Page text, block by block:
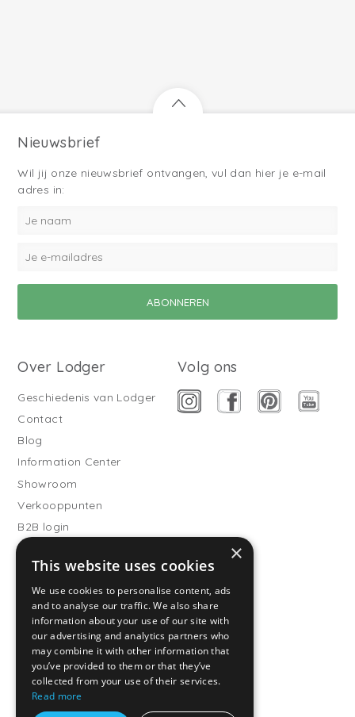
Nieuwsbrief
Wil jij onze nieuwsbrief ontvangen, vul dan hier je e-mail
adres in:
Over Lodger
Geschiedenis van Lodger
Contact
Blog
Information Center
Showroom
Verkooppunten
B2B login
Buitenslaapzakken
Word verkooppartner
Klantenservice
Veelgestelde vragen
Verzenden & Bezorgen
Retourneren
Betaalmethodes
Algemene voorwaarden
Volg ons
×
This website uses cookies
We use cookies to personalise content, ads
and to analyse our traffic. We also share
information about your use of our site with
our advertising and analytics partners who
may combine it with other information that
you’ve provided to them or that they’ve
collected from your use of their services.
Read more